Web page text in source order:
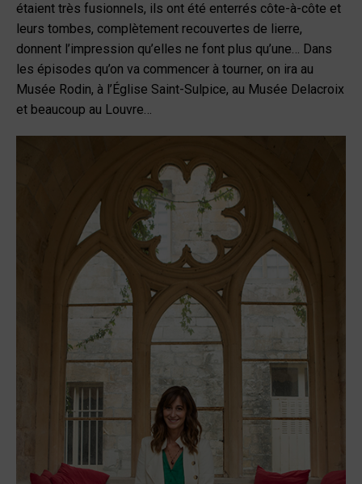
étaient très fusionnels, ils ont été enterrés côte-à-côte et
leurs tombes, complètement recouvertes de lierre,
donnent l’impression qu’elles ne font plus qu’une… Dans
les épisodes qu’on va commencer à tourner, on ira au
Musée Rodin, à l’Église Saint-Sulpice, au Musée Delacroix
et beaucoup au Louvre…